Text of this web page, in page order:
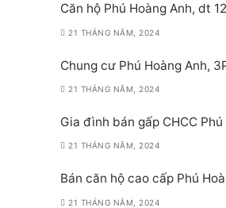
Căn hộ Phú Hoàng Anh, dt
21 THÁNG NĂM, 2024
Chung cư Phú Hoàng Anh,
21 THÁNG NĂM, 2024
Gia đình bán gấp CHCC
21 THÁNG NĂM, 2024
Bán căn hộ cao cấp Phú
21 THÁNG NĂM, 2024